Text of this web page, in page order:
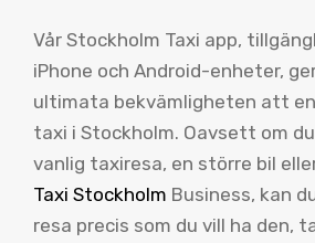
Vår Stockholm Taxi app,
iPhone och Android-enheter,
ultimata bekvämligheten att
taxi i Stockholm. Oavsett om
vanlig taxiresa, en större bil
Taxi Stockholm Business, kan
resa precis som du vill ha den,